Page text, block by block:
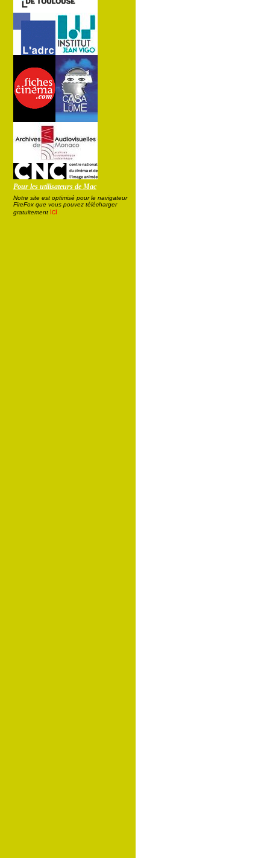
Pour les utilisateurs de Mac
Notre site est optimisé pour le navigateur
FireFox que vous pouvez télécharger
gratuitement ici